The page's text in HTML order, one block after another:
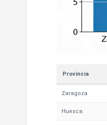
Provincia
Zaragoza
Huesca